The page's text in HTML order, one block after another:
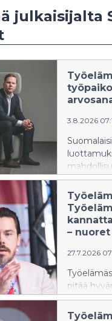
julkaisijalta
3.8.2026
perhe-
Parhaat
hengen
arvioidaan
nousee
työssä
–
27.7.2026
pitää